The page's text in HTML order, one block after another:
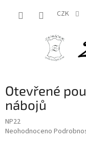
CZK
Otevřené
nábojů
NP22
Průměrné
Neohodnoceno